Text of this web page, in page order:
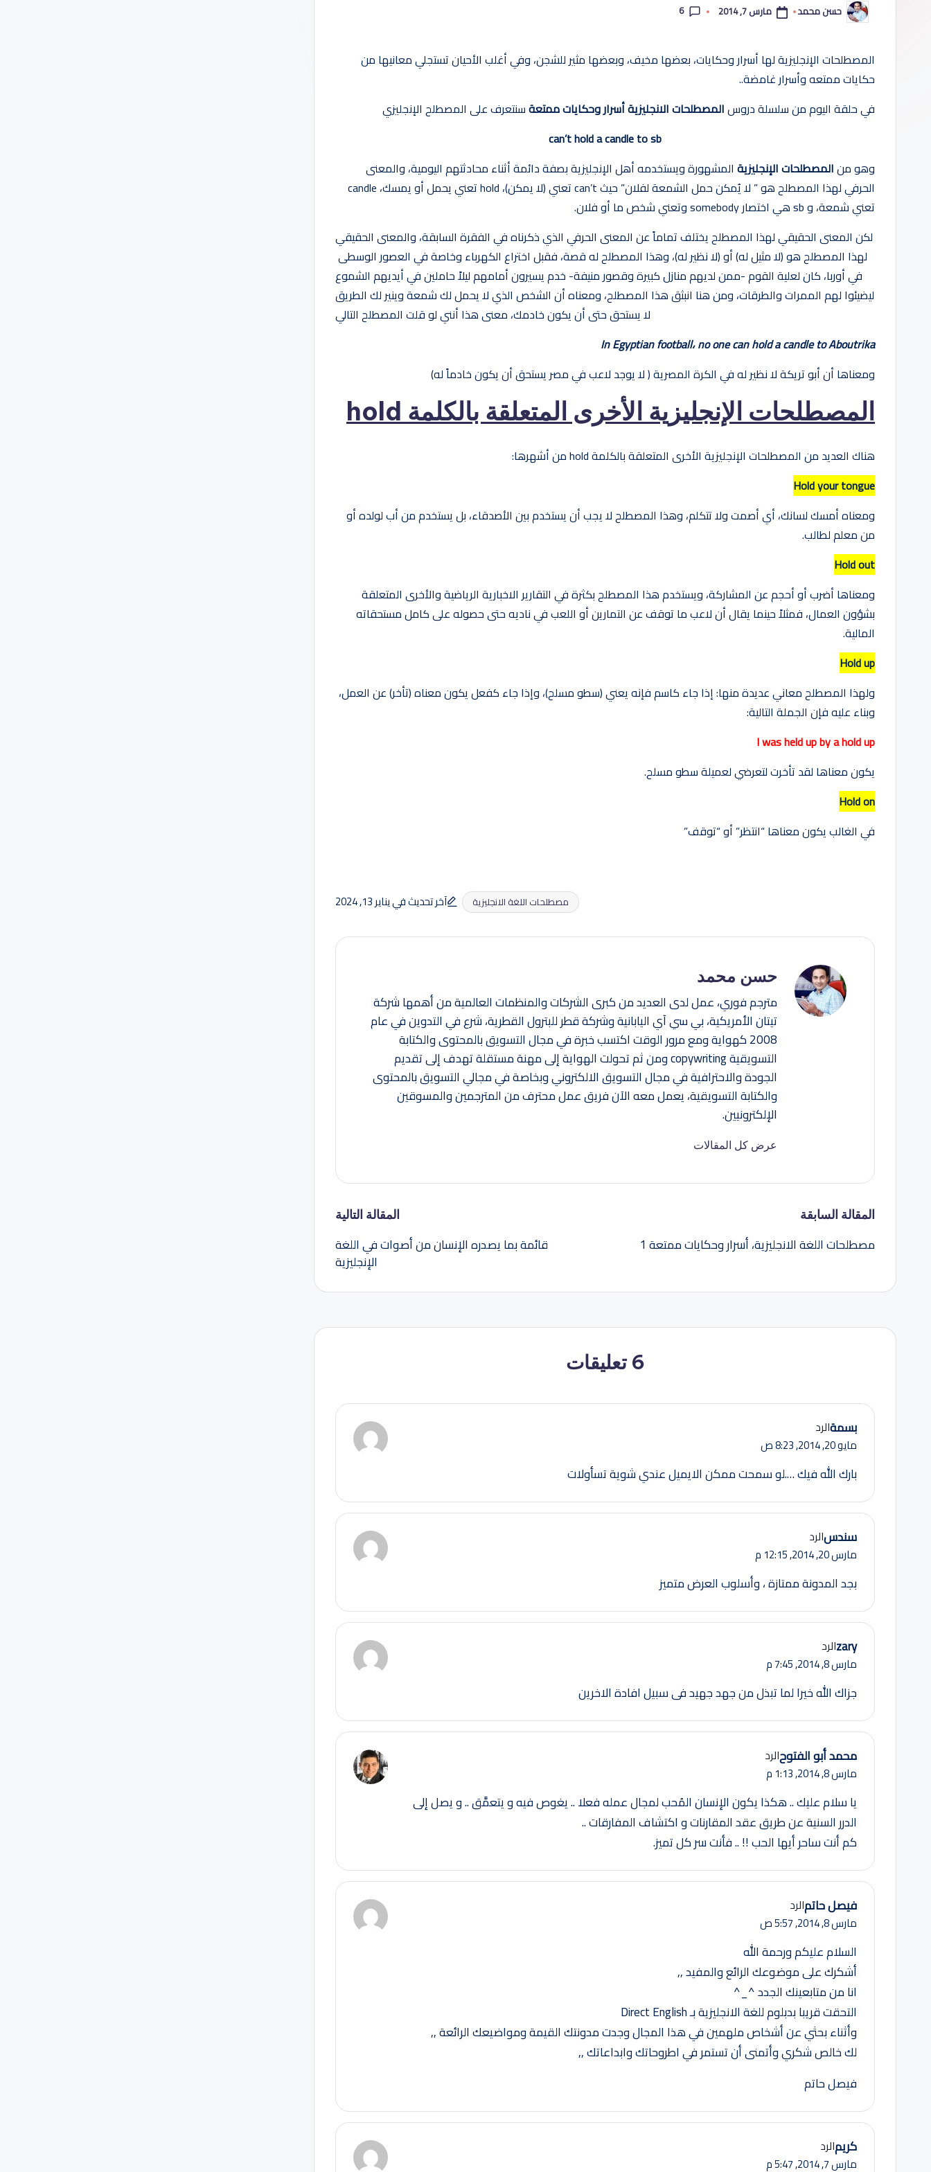
ول
تمّ
النشر
حسن محمد مارس 7, 2014 6
المصطلحات الإنجليزية لها أسرار وحكايات، بعضها مخيف، وبعضها مثير للشجن، وفي أغلب الأحيان تستجلي معانيها من
حكايات ممتعه وأسرار غامضة..
في حلقة اليوم من سلسلة دروسالمصطلحات الانجليزية أسرار وحكايات ممتعةسنتعرف على المصطلح الإنجليزي
can’t hold a candle to sb
وهو منالمصطلحات الإنجليزية المشهورة ويستخدمه أهل الإنجليزية بصفة دائمة أثناء محادثتهم اليومية، والمعنى
الحرفي لهذا المصطلح هو ” لا يُمكن حمل الشمعة لفلان” حيث can’t تعني (لا يمكن)، hold تعني يحمل أو يمسك، candle
تعني شمعة، و sb هي اختصار somebody وتعني شخص ما أو فلان.
لكن المعنى الحقيقي لهذا المصطلح يختلف تماماً عن المعنى الحرفي الذي ذكرناه في الفقرة السابقة، والمعنى الحقيقي
لهذا المصطلح هو (لا مثيل له) أو (لا نظير له)، وهذا المصطلح له قصة، فقبل اختراع الكهرباء وخاصة في العصور الوسطى
في أوربا، كان لعلية القوم -ممن لديهم منازل كبيرة وقصور منيفة- خدم يسيرون أمامهم ليلاً حاملين في أيديهم الشموع
ليضيئوا لهم الممرات والطرقات، ومن هنا انبثق هذا المصطلح، ومعناه أن الشخص الذي لا يحمل لك شمعة وينير لك الطريق
لا يستحق حتى أن يكون خادمك، معنى هذا أنني لو قلت المصطلح التالي
In Egyptian football،no one can hold a candle to Aboutrika
ومعناها أن أبو تريكة لا نظير له في الكرة المصرية ( لا يوجد لاعب في مصر يستحق أن يكون خادماً له)
المصطلحات الإنجليزية الأخرى المتعلقة بالكلمة hold
هناك العديد من المصطلحات الإنجليزية الأخرى المتعلقة بالكلمة hold من أشهرها:
Hold your tongue
ومعناه أمسك لسانك، أي أصمت ولا تتكلم، وهذا المصطلح لا يجب أن يستخدم بين الأصدقاء، بل يستخدم من أب لولده أو
من معلم لطالب.
Hold out
ومعناها أضرب أو أحجم عن المشاركة، ويستخدم هذا المصطلح بكثرة في التقارير الاخبارية الرياضية والأخرى المتعلقة
بشؤون العمال، فمثلاً حينما يقال أن لاعب ما توقف عن التمارين أو اللعب في ناديه حتى حصوله على كامل مستحقاته
المالية.
Hold up
ولهذا المصطلح معاني عديدة منها: إذا جاء كاسم فإنه يعني (سطو مسلح)، وإذا جاء كفعل يكون معناه (تأخر) عن العمل،
وبناء عليه فإن الجملة التالية:
I was held up by a hold up
يكون معناها لقد تأخرت لتعرضي لعميلة سطو مسلح.
Hold on
في الغالب يكون معناها “انتظر” أو “توقف”
مصطلحات اللغة الانجليزية آخر تحديث في يناير 13, 2024
حسن محمد
مترجم فوري، عمل لدى العديد من كبرى الشركات والمنظمات العالمية من أهمها شركة
تيتان الأمريكية، بي سي آي اليابانية وشركة قطر للبترول القطرية، شرع في التدوين في عام
2008 كهواية ومع مرور الوقت اكتسب خبرة في مجال التسويق بالمحتوى والكتابة
التسويقية copywriting ومن ثم تحولت الهواية إلى مهنة مستقلة تهدف إلى تقديم
الجودة والاحترافية في مجال التسويق الالكتروني وبخاصة في مجالي التسويق بالمحتوى
والكتابة التسويقية، يعمل معه الآن فريق عمل محترف من المترجمين والمسوقين
الإلكترونيين.
عرض كل المقالات
تصفّح
المقالات
المقالة السابقة
مصطلحات اللغة الانجليزية، أسرار وحكايات ممتعة 1
المقالة التالية
قائمة بما يصدره الإنسان من أصوات في اللغة
الإنجليزية
6 تعليقات
بسمةالرد
مايو 20, 2014,
8:23 ص
بارك الله فيك ….لو سمحت ممكن الايميل عندي شوية تسأولات
سندسالرد
مارس 20, 2014,
12:15 م
بجد المدونة ممتازة ، وأسلوب العرض متميز
zaryالرد
مارس 8, 2014,
7:45 م
جزاك الله خيرا لما تبذل من جهد جهيد فى سبيل افادة الاخرين
محمد أبو الفتوحالرد
مارس 8, 2014,
1:13 م
يا سلام عليك .. هكذا يكون الإنسان المُحب لمجال عمله فعلا .. يغوص فيه و يتعمَّق .. و يصل إلى
الدرر السنية عن طريق عقد المقارنات و اكتشاف المفارقات ..
كم أنت ساحر أيها الحب !! .. فأنت سر كل تميز.
فيصل حاتمالرد
مارس 8, 2014,
5:57 ص
السلام عليكم ورحمة الله
أشكرك على موضوعك الرائع والمفيد ,,
انا من متابعينك الجدد ^_^
التحقت قريبا بدبلوم للغة الانجليزية بـ Direct English
وأثناء بحثي عن أشخاص ملهمين في هذا المجال وجدت مدونتك القيمة ومواضيعك الرائعة ,,
لك خالص شكري وأتمنى أن تستمر في اطروحاتك وابداعاتك ,,
فيصل حاتم
كريمالرد
مارس 7, 2014,
5:47 م